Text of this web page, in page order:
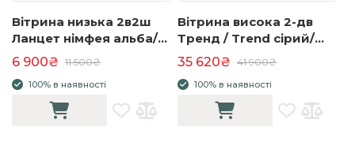
Вітрина низька 2в2ш
Ланцет німфея альба/
дуб крафт золотий
6 900₴ 11 500₴
100% в наявності
Вітрина висока 2-дв
Тренд / Trend сірий/
чорний з підсвіткою
TR-07
35 620₴ 41 900₴
100% в наявності